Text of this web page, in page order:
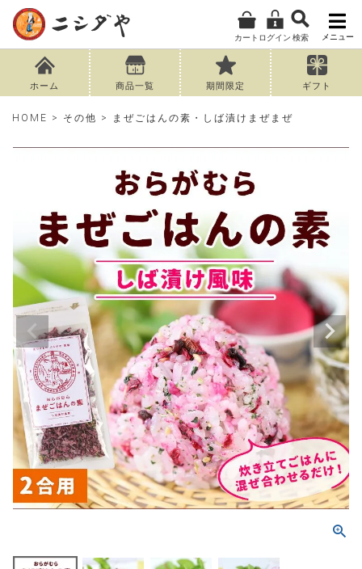
カート ログイン 検索 メニュー
ホーム 商品一覧 期間限定 ギフト
HOME その他 まぜごはんの素・しば漬けまぜまぜ